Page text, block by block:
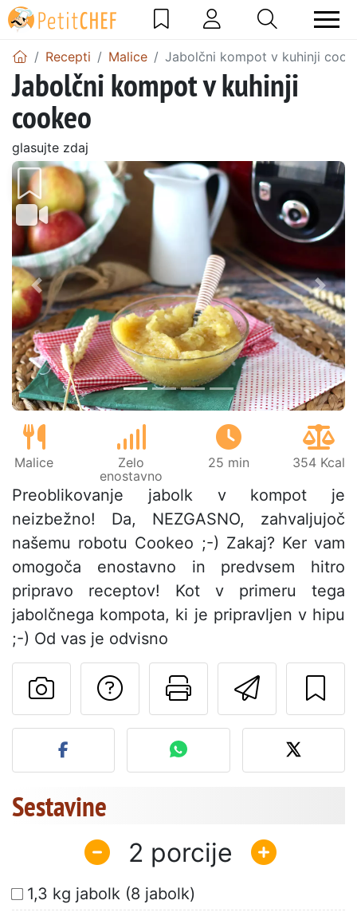
Recepti Malice Jabolčni kompot v kuhinji
Jabolčni kompot v kuhinji
cookeo
glasujte zdaj
Prejšnji
Malice
Zelo
enostavno
25 min 354 Kcal
Preoblikovanje jabolk v kompot je
neizbežno! Da, NEZGASNO, zahvaljujoč
našemu robotu Cookeo ;-) Zakaj? Ker vam
omogoča enostavno in predvsem hitro
pripravo receptov! Kot v primeru tega
jabolčnega kompota, ki je pripravljen v hipu
;-) Od vas je odvisno
Pošlji
Natisni to
Postavite
Objavite svojo fotografijo
Sestavine
2
1,3 kg jabolk (8 jabolk)